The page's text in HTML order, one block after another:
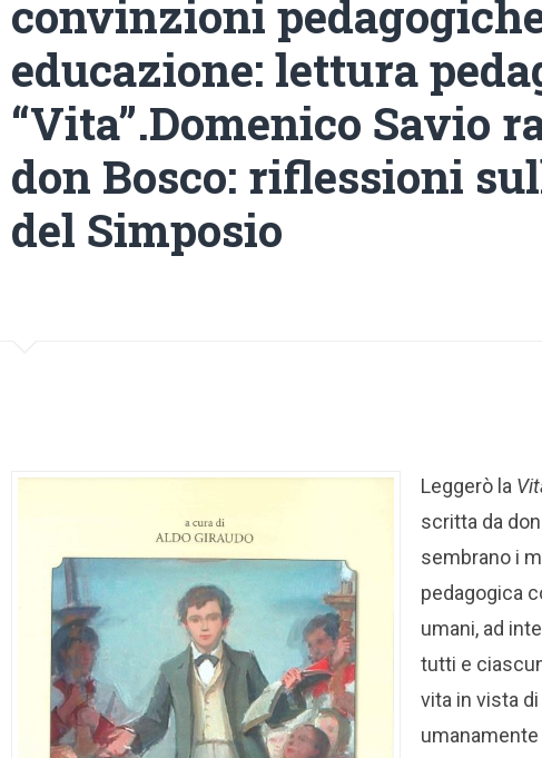
convinzioni
educazione: lettura
“Vita”.Domenico Savio
don Bosco: riflessioni
del Simposio
Leggerò la
scritta da
sembrano i
pedagogica
umani, ad
tutti e
vita in vista
umanamente